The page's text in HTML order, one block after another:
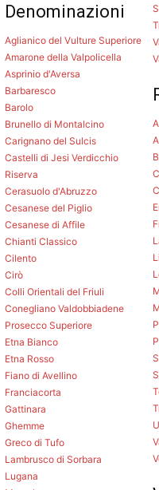
Denominazioni
Aglianico del Vulture Superiore
Amarone della Valpolicella
Asprinio d'Aversa
Barbaresco
Barolo
Brunello di Montalcino
Carignano del Sulcis
Castelli di Jesi Verdicchio
Riserva
Cerasuolo d'Abruzzo
Cesanese del Piglio
Cesanese di Affile
Chianti Classico
Cilento
Cirò
Colli Orientali del Friuli
Conegliano Valdobbiadene
Prosecco Superiore
Etna Bianco
Etna Rosso
Fiano di Avellino
Franciacorta
Gattinara
Ghemme
Greco di Tufo
Lambrusco di Sorbara
Lugana